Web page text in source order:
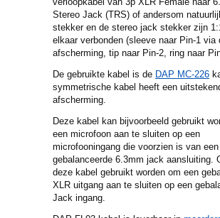
Stereo Jack (TRS) of andersom
stekker en de stereo jack stekker zijn
elkaar verbonden (sleeve naar Pin-1 via
afscherming, tip naar Pin-2, ring naar
De gebruikte kabel is de DAP MC-226
symmetrische kabel heeft een
afscherming.
Deze kabel kan bijvoorbeeld gebruikt
een microfoon aan te sluiten op een
microfooningang die voorzien is van een
gebalanceerde 6.3mm jack aansluiting.
deze kabel gebruikt worden om een
XLR uitgang aan te sluiten op een
Jack ingang.